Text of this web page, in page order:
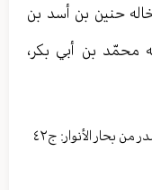
حنين بن أسد بن
محمّد بن أبي بكر،
من بحار الأنوار: ج٤٢